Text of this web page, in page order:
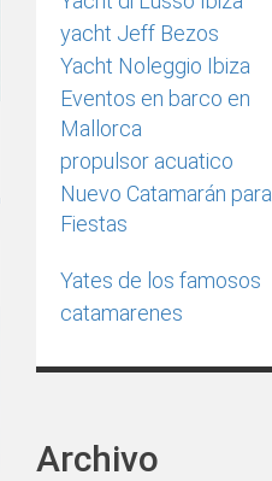
yacht Jeff Bezos
Yacht Noleggio Ibiza
Eventos en barco en
Mallorca
propulsor acuatico
Nuevo Catamarán para
Fiestas
Yates de los famosos
catamarenes
Archivo